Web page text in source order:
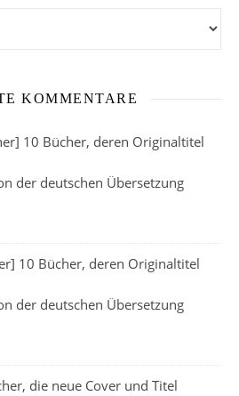
KOMMENTARE
10 Bücher, deren Originaltitel
der deutschen Übersetzung
10 Bücher, deren Originaltitel
der deutschen Übersetzung
die neue Cover und Titel